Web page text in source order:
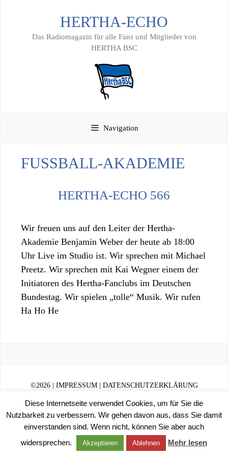
HERTHA-ECHO
Das Radiomagazin für alle Fans und Mitglieder von
HERTHA BSC
Navigation
FUSSBALL-AKADEMIE
HERTHA-ECHO 566
Wir freuen uns auf den Leiter der Hertha-
Akademie Benjamin Weber der heute ab 18:00
Uhr Live im Studio ist. Wir sprechen mit Michael
Preetz. Wir sprechen mit Kai Wegner einem der
Initiatoren des Hertha-Fanclubs im Deutschen
Bundestag. Wir spielen „tolle“ Musik. Wir rufen
Ha Ho He
©2026 | IMPRESSUM| DATENSCHUTZERKLÄRUNG
Diese Internetseite verwendet Cookies, um für Sie die
Nutzbarkeit zu verbessern. Wir gehen davon aus, dass Sie damit
einverstanden sind. Wenn nicht, können Sie aber auch
widersprechen.
Akzeptieren Ablehnen Mehr lesen